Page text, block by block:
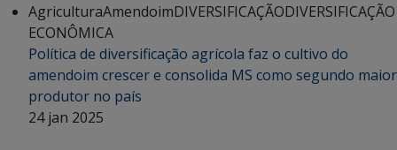
AgriculturaAmendoimDIVERSIFICAÇÃODIVERSIFICAÇÃO
ECONÔMICA
Política de diversificação agrícola faz o cultivo do
amendoim crescer e consolida MS como segundo maior
produtor no país
24 jan 2025